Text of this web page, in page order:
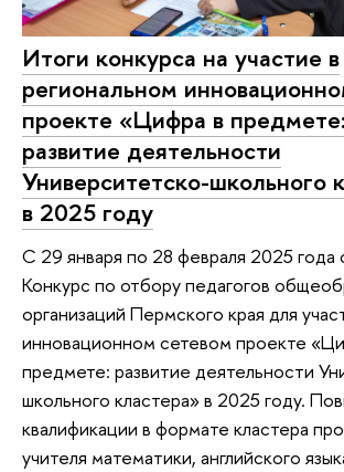
Итоги конкурса на участие в
региональном
проекте «Цифра в предмете:
развитие деятельности
Университетско-школьного
в 2025 году
С 29 января по 28 февраля 2025 года
Конкурс по отбору педагогов
организаций Пермского края для
инновационном сетевом проекте
предмете: развитие деятельности
школьного кластера» в 2025 году.
квалификации в формате кластера
учителя математики, английского